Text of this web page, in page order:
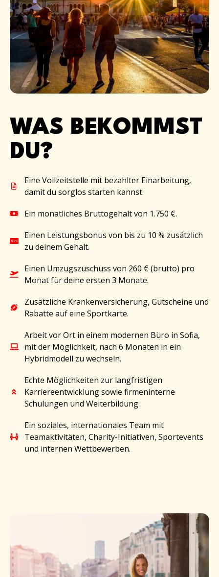
WAS BEKOMMST
DU?
Eine Vollzeitstelle mit bezahlter Einarbeitung,
damit du sorglos starten kannst.
Ein monatliches Bruttogehalt von 1.750 €.
Einen Leistungsbonus von bis zu 10 % zusätzlich
zu deinem Gehalt.
Einen Umzugszuschuss von 260 € (brutto) pro
Monat für deine ersten 3 Monate.
Zusätzliche Krankenversicherung, Gutscheine und
Rabatte auf eine Sportkarte.
Arbeit vor Ort in einem modernen Büro in Sofia,
mit der Möglichkeit, nach 6 Monaten in ein
Hybridmodell zu wechseln.
Echte Möglichkeiten zur langfristigen
Karriereentwicklung sowie firmeninterne
Schulungen und Weiterbildung.
Ein soziales, internationales Team mit
Teamaktivitäten, Charity-Initiativen, Sportevents
und internen Wettbewerben.